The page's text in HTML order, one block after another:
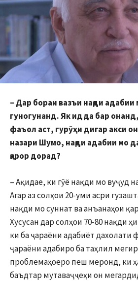
– Дар бораи вазъи нақди адабии
гуногунанд. Як идда бар онанд,
фаъол аст, гурӯҳи дигар акси
назари Шумо, нақди адабии мо
қарор дорад?
– Ақидае, ки гӯё нақди мо вуҷуд
Агар аз солҳои 20-уми асри
нақди мо суннат ва анъанаҳои
Хусусан дар солҳои 70-80 нақди
ки ба ҷараёни адабиёт дахолати
ҷараёни адабиро ба таҳлил
проблемаҳоеро пеш меронд, ки
баъдтар мутаваҷҷеҳи он